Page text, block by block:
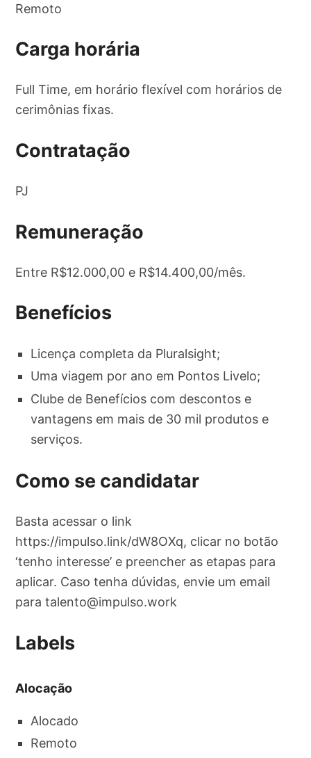
Remoto
Carga horária
Full Time, em horário flexível com horários de
cerimônias fixas.
Contratação
PJ
Remuneração
Entre R$12.000,00 e R$14.400,00/mês.
Benefícios
Licença completa da Pluralsight;
Uma viagem por ano em Pontos Livelo;
Clube de Benefícios com descontos e
vantagens em mais de 30 mil produtos e
serviços.
Como se candidatar
Basta acessar o link
https://impulso.link/dW8OXq, clicar no botão
‘tenho interesse’ e preencher as etapas para
aplicar. Caso tenha dúvidas, envie um email
paratalento@impulso.work
Labels
Alocação
Alocado
Remoto